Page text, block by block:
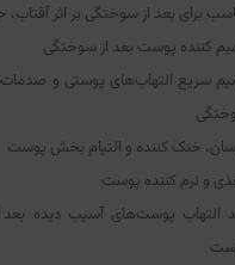
برای بعد از سوختگی بر اثر آفتاب،
کننده پوست بعد از سوختگی
سریع التهاب‌های پوستی و صدمات
خنک کننده و التیام بخش پوست
و نرم کننده پوست
التهاب پوست‌های آسیب دیده